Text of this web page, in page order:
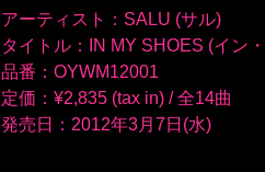
アーティスト：SALU (サル)
タイトル：IN MY SHOES (イン
品番：OYWM12001
定価：¥2,835 (tax in) / 全14曲
発売日：2012年3月7日(水)